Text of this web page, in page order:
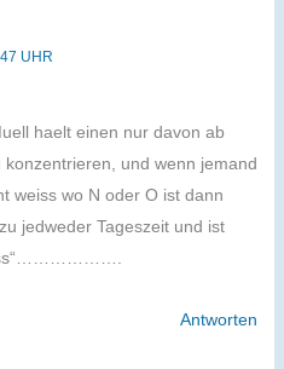
UHR
haelt einen nur davon ab
und wenn jemand
weiss wo N oder O ist dann
jedweder Tageszeit und ist
Antworten